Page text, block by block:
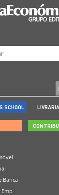
SCHOOL LIVRARIA
Banca
Emp